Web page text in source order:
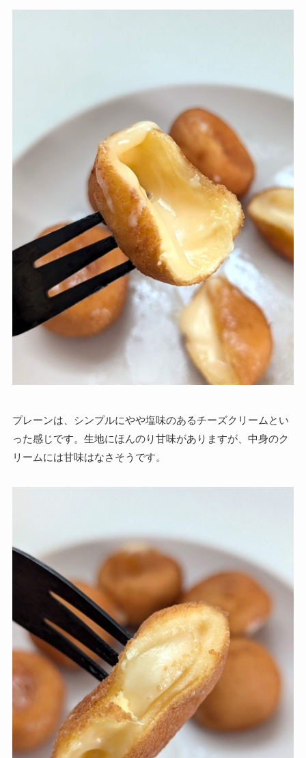
プレーンは、シンプルにやや塩味のあるチーズクリームとい
った感じです。生地にほんのり甘味がありますが、中身のク
リームには甘味はなさそうです。